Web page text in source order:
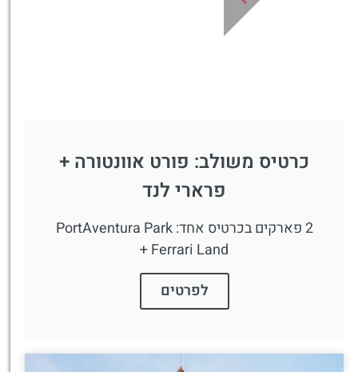
פה!
כרטיס משולב: פורט אוונטורה +
פרארי לנד
2 פארקים בכרטיס אחד: PortAventura Park
+ Ferrari Land
לפרטים